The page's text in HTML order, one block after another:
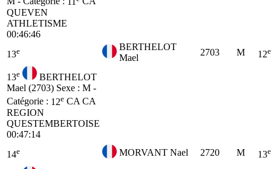
QUEVEN
ATHLETISME
00:46:46
13e
BERTHELOT
Mael
2703 M 12e
13e
BERTHELOT
Mael (2703) Sexe : M -
Catégorie : 12e CA CA
REGION
QUESTEMBERTOISE
00:47:14
14e MORVANT Nael 2720 M 13e